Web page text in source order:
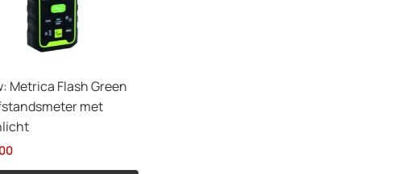
Metrica Flash Green
met